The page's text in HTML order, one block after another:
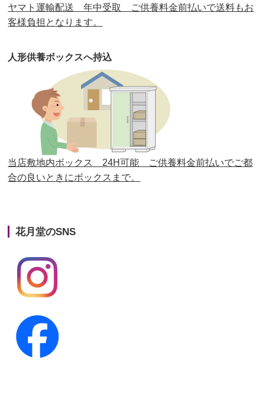
第29回人形供養祭平成30年5月23日(水)
第27回人形供養祭平成29年6月14日(水)
第26回人形供養祭平成28年12月15日(木)
第25回人形供養祭 平成28年6月16日(木)
第24回人形供養祭 平成27年11月27日
第23回人形供養祭平成26年12月5日
第22回人形供養祭平成26年4月28日
第20回人形供養祭
第19回人形供養祭
第18回人形供養祭
第16回人形供養祭
第15回人形供養祭
ヤマト運輸配送 年中受取 ご供養料金前払いで送料もお
客様負担となります。
人形供養ボックスへ持込
当店敷地内ボックス 24H可能 ご供養料金前払いでご都
合の良いときにボックスまで。
花月堂のSNS